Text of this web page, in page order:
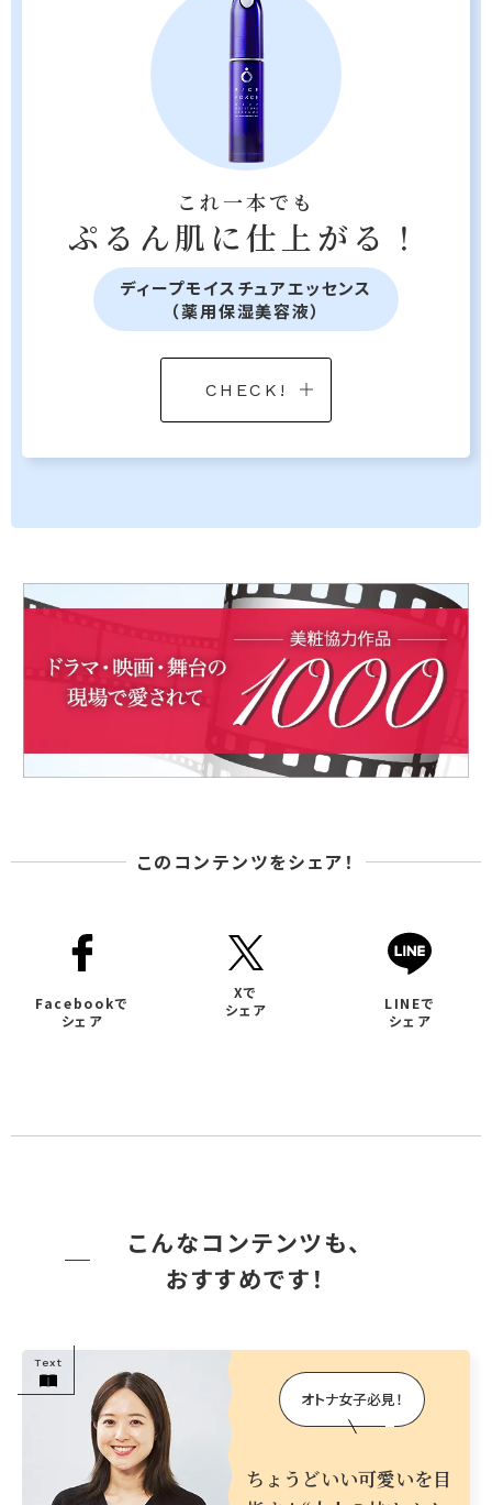
これ一本でも
ぷるん肌に仕上がる！
ディープモイスチュアエッセンス
（薬用保湿美容液）
CHECK!
このコンテンツをシェア！
Facebookで
シェア
Xで
シェア
LINEで
シェア
こんなコンテンツも、
おすすめです！
Text
オトナ女子必見！
ちょうどいい可愛いを目